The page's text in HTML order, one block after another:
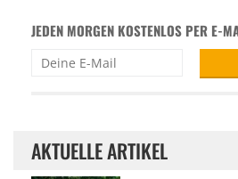
JEDEN MORGEN KOSTENLOS PER E-
AKTUELLE ARTIKEL